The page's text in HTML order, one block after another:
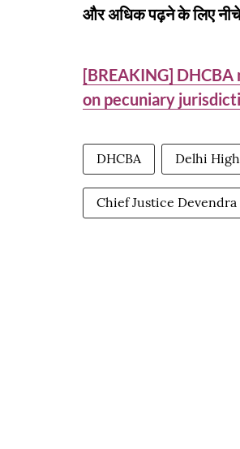
और अधिक पढ़ने के लिए
[BREAKING]
on pecuniary
DHCBA Delhi
Chief Justice